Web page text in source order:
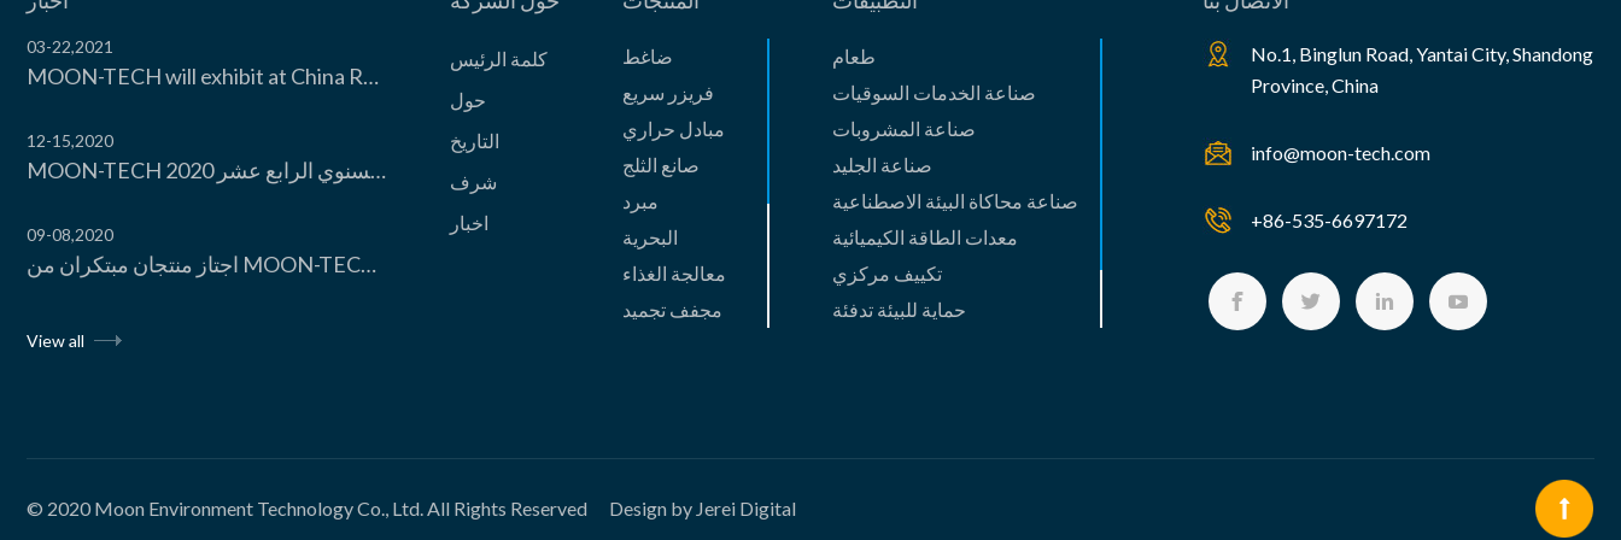
03-22,2021
MOON-TECH will exhibit at China Refrigeration Expo 2021
12-15,2020
MOON-TECH تشارك في مؤتمر صناعة سلسلة التبرید الصیني السنوي الرابع عشر 2020
09-08,2020
اجتاز منتجان مبتكران من MOON-TECH التقییم العلمي والتكنولوجي
View all
كلمة الرئیس
حول
التاریخ
شرف
اخبار
ضاغط
فریزر سریع
مبادل حراري
صانع الثلج
مبرد
البحریة
معالجة الغذاء
مجفف تجمید
HVACمنتجات
منتجات مبتكرة
طعام
صناعة الخدمات السوقيات
صناعة المشروبات
صناعة الجليد
صناعة محاكاة البيئة الاصطناعية
معدات الطاقة الكيميائية
تكييف مركزي
حماية للبيئة تدفئة
No.1, Binglun Road, Yantai City, Shandong
Province, China
info@moon-tech.com
+86-535-6697172
   
© 2020 Moon Environment Technology Co., Ltd.All Rights Reserved Design by Jerei Digital